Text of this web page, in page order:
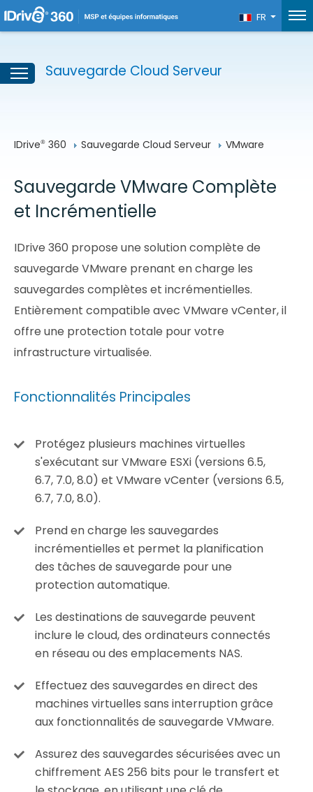
FR
Sauvegarde Cloud Serveur
IDrive® 360 Sauvegarde Cloud Serveur VMware
Sauvegarde VMware Complète
et Incrémentielle
IDrive 360 propose une solution complète de
sauvegarde VMware prenant en charge les
sauvegardes complètes et incrémentielles.
Entièrement compatible avec VMware vCenter, il
offre une protection totale pour votre
infrastructure virtualisée.
Fonctionnalités Principales
Protégez plusieurs machines virtuelles
s'exécutant sur VMware ESXi (versions 6.5,
6.7, 7.0, 8.0) et VMware vCenter (versions 6.5,
6.7, 7.0, 8.0).
Prend en charge les sauvegardes
incrémentielles et permet la planification
des tâches de sauvegarde pour une
protection automatique.
Les destinations de sauvegarde peuvent
inclure le cloud, des ordinateurs connectés
en réseau ou des emplacements NAS.
Effectuez des sauvegardes en direct des
machines virtuelles sans interruption grâce
aux fonctionnalités de sauvegarde VMware.
Assurez des sauvegardes sécurisées avec un
chiffrement AES 256 bits pour le transfert et